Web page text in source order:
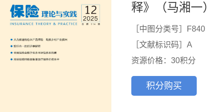
释》（马湘一）
［中图分类号］F840
［文献标识码］A
资源价格：30积分
积分购买